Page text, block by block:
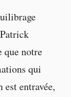
que notre
qui
entravée,